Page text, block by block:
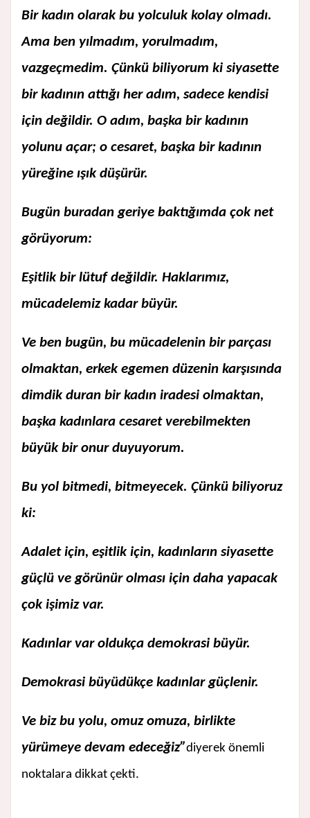
Bir kadın olarak bu yolculuk kolay olmadı.
Ama ben yılmadım, yorulmadım,
vazgeçmedim. Çünkü biliyorum ki siyasette
bir kadının attığı her adım, sadece kendisi
için değildir. O adım, başka bir kadının
yolunu açar; o cesaret, başka bir kadının
yüreğine ışık düşürür.
Bugün buradan geriye baktığımda çok net
görüyorum:
Eşitlik bir lütuf değildir. Haklarımız,
mücadelemiz kadar büyür.
Ve ben bugün, bu mücadelenin bir parçası
olmaktan, erkek egemen düzenin karşısında
dimdik duran bir kadın iradesi olmaktan,
başka kadınlara cesaret verebilmekten
büyük bir onur duyuyorum.
Bu yol bitmedi, bitmeyecek. Çünkü biliyoruz
ki:
Adalet için, eşitlik için, kadınların siyasette
güçlü ve görünür olması için daha yapacak
çok işimiz var.
Kadınlar var oldukça demokrasi büyür.
Demokrasi büyüdükçe kadınlar güçlenir.
Ve biz bu yolu, omuz omuza, birlikte
yürümeye devam edeceğiz”diyerek önemli
noktalara dikkat çekti.